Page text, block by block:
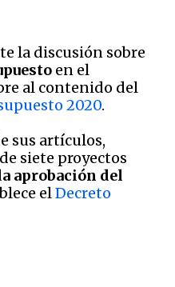
la discusión sobre
en el
al contenido del
2020.
sus artículos,
siete proyectos
aprobación del
el Decreto